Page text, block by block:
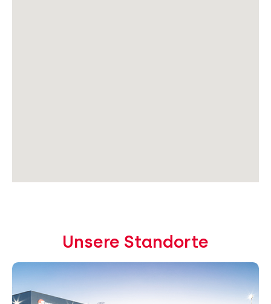
Unsere Standorte